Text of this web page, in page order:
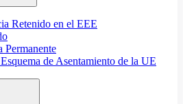
Retenido en el EEE
Permanente
de Asentamiento de la UE